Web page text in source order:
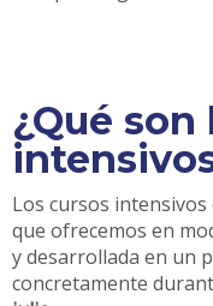
¿Qué son
Los cursos
que ofrecemos en
y desarrollada en un
concretamente